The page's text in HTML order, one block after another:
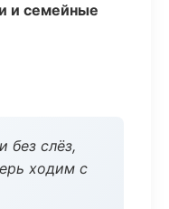
и семейные
без слёз,
ходим с